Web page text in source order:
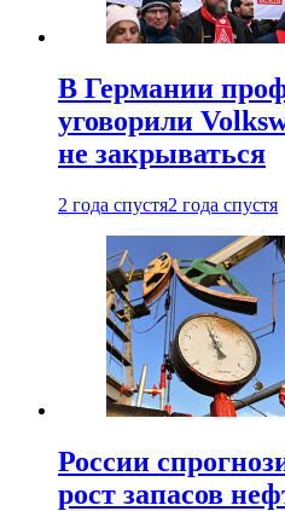
В Германии
уговорили
не закрываться
2 года спустя2 года спустя
России
рост запасов